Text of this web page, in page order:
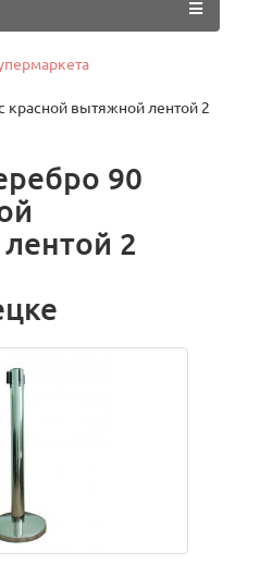
красной вытяжной лентой 2
90
2